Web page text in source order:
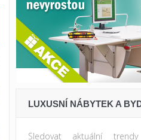
LUXUSNÍ NÁBYTEK A
Sledovat aktuální